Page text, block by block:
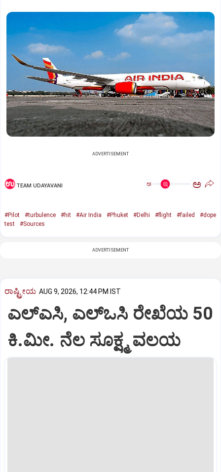
ADVERTISEMENT
TEAM UDAYAVANI ಅ ಅ
#Pilot #turbulence #hit #Air India #Phuket #Delhi #flight #failed
#dope
test
#Sources
ADVERTISEMENT
ರಾಷ್ಟ್ರೀಯ AUG 9, 2026, 12:44 PM IST
ಎಲ್‌ಎಸಿ, ಎಲ್‌ಒಸಿ ರೇಖೆಯ 50
ಕಿ.ಮೀ. ನೆಲ ಸೂಕ್ಷ್ಮ ವಲಯ